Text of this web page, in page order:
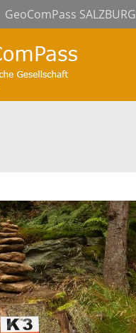
GeoComPass SALZBURG